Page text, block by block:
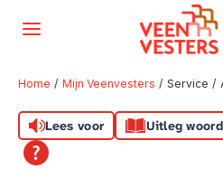
Naar hoofdinhoud
Naar hoofdnavigatiemenu
Naar zoeken
Naar de
Ga naar Hoofd
Home Mijn Veenvesters Service
Lees voor Uitleg